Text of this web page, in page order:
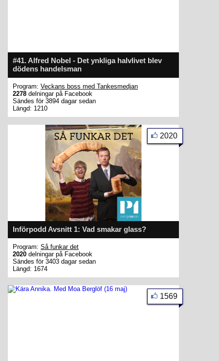
#41. Alfred Nobel - Det ynkliga halvlivet blev
dödens handelsman
Program: Veckans boss med Tankesmedjan
2278 delningar på Facebook
Sändes för 3894 dagar sedan
Längd: 1210
Införpodd Avsnitt 1: Vad smakar glass?
2020
Program: Så funkar det
2020 delningar på Facebook
Sändes för 3403 dagar sedan
Längd: 1674
1569